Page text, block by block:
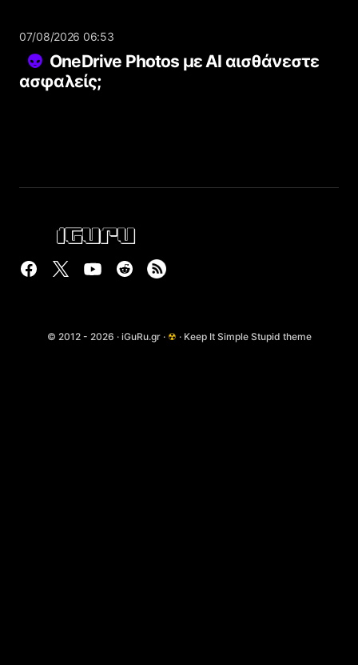
07/08/2026 06:53
OneDrive Photos με AI αισθάνεστε
ασφαλείς;
© 2012 - 2026 · iGuRu.gr · ☢ · Keep It Simple Stupid theme